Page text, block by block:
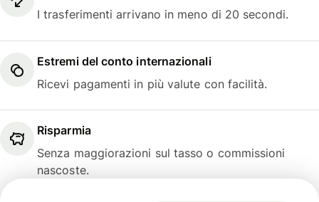
I trasferimenti arrivano in meno di 20 secondi.
Estremi del conto internazionali
Ricevi pagamenti in più valute con facilità.
Risparmia
Senza maggiorazioni sul tasso o commissioni
nascoste.